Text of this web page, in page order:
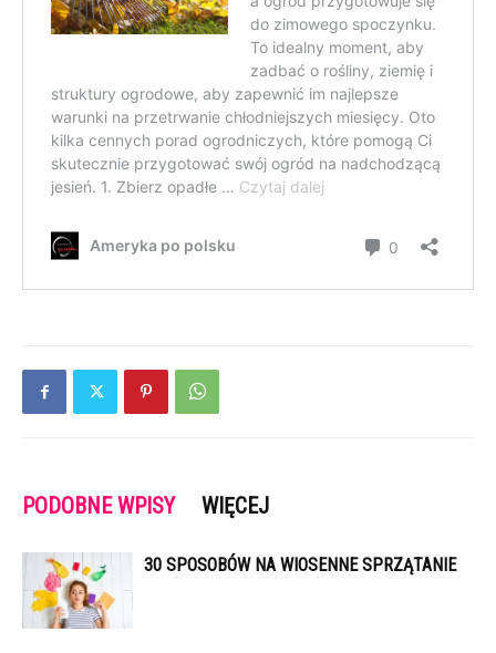
PODOBNE WPISY WIĘCEJ
30 SPOSOBÓW NA WIOSENNE SPRZĄTANIE